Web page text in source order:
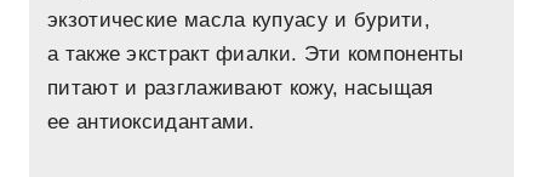
экзотические масла купуасу и бурити,
а также экстракт фиалки. Эти компоненты
питают и разглаживают кожу, насыщая
ее антиоксидантами.